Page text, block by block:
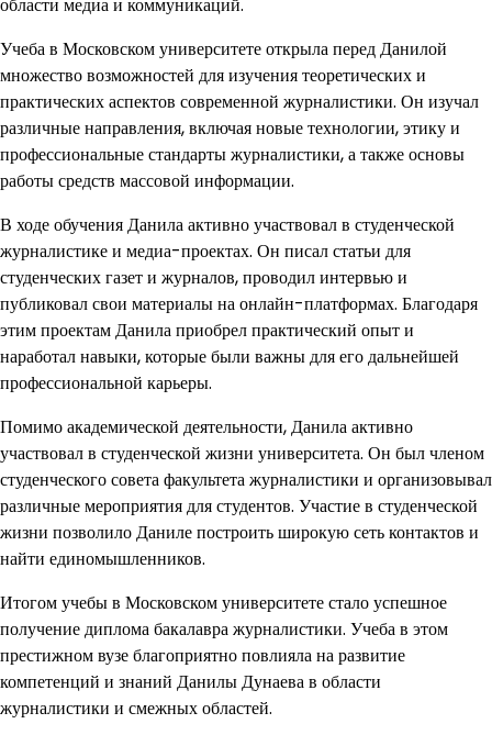
Учеба в Московском университете открыла перед Данилой
множество возможностей для изучения теоретических и
практических аспектов современной журналистики. Он изучал
различные направления, включая новые технологии, этику и
профессиональные стандарты журналистики, а также основы
работы средств массовой информации.
В ходе обучения Данила активно участвовал в студенческой
журналистике и медиа-проектах. Он писал статьи для
студенческих газет и журналов, проводил интервью и
публиковал свои материалы на онлайн-платформах. Благодаря
этим проектам Данила приобрел практический опыт и
наработал навыки, которые были важны для его дальнейшей
профессиональной карьеры.
Помимо академической деятельности, Данила активно
участвовал в студенческой жизни университета. Он был членом
студенческого совета факультета журналистики и организовывал
различные мероприятия для студентов. Участие в студенческой
жизни позволило Даниле построить широкую сеть контактов и
найти единомышленников.
Итогом учебы в Московском университете стало успешное
получение диплома бакалавра журналистики. Учеба в этом
престижном вузе благоприятно повлияла на развитие
компетенций и знаний Данилы Дунаева в области
журналистики и смежных областей.